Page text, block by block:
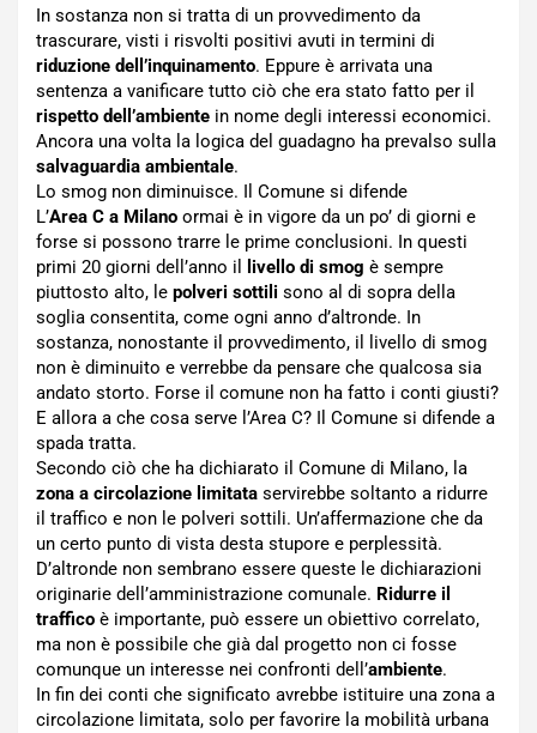
In sostanza non si tratta di un provvedimento da
trascurare, visti i risvolti positivi avuti in termini di
riduzione dell’inquinamento. Eppure è arrivata una
sentenza a vanificare tutto ciò che era stato fatto per il
rispetto dell’ambiente in nome degli interessi economici.
Ancora una volta la logica del guadagno ha prevalso sulla
salvaguardia ambientale.
Lo smog non diminuisce. Il Comune si difende
L’Area C a Milano ormai è in vigore da un po’ di giorni e
forse si possono trarre le prime conclusioni. In questi
primi 20 giorni dell’anno il
livello di smog è sempre
piuttosto alto, le polveri sottili sono al di sopra della
soglia consentita, come ogni anno d’altronde. In
sostanza, nonostante il provvedimento, il livello di smog
non è diminuito e verrebbe da pensare che qualcosa sia
andato storto. Forse il comune non ha fatto i conti giusti?
E allora a che cosa serve l’Area C? Il Comune si difende a
spada tratta.
Secondo ciò che ha dichiarato il Comune di Milano, la
zona a circolazione limitata servirebbe soltanto a ridurre
il traffico e non le polveri sottili. Un’affermazione che da
un certo punto di vista desta stupore e perplessità.
D’altronde non sembrano essere queste le dichiarazioni
originarie dell’amministrazione comunale. Ridurre il
traffico è importante, può essere un obiettivo correlato,
ma non è possibile che già dal progetto non ci fosse
comunque un interesse nei confronti dell’ambiente.
In fin dei conti che significato avrebbe istituire una zona a
circolazione limitata, solo per favorire la mobilità urbana